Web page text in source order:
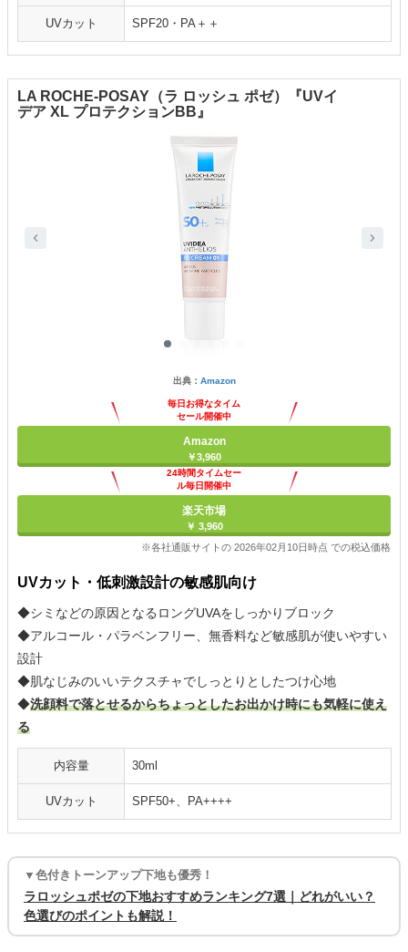
UVカット SPF20・PA＋＋
LA ROCHE-POSAY（ラ ロッシュ ポゼ）『UVイ
デア XL プロテクションBB』
出典： Amazon
毎日お得なタイム
セール開催中
Amazon
￥3,960
24時間タイムセー
ル毎日開催中
楽天市場
￥ 3,960
※各社通販サイトの 2026年02月10日時点 での税込価格
UVカット・低刺激設計の敏感肌向け
◆シミなどの原因となるロングUVAをしっかりブロック
◆アルコール・パラベンフリー、無香料など敏感肌が使いやすい
設計
◆肌なじみのいいテクスチャでしっとりとしたつけ心地
◆洗顔料で落とせるからちょっとしたお出かけ時にも気軽に使え
る
内容量 30ml
UVカット SPF50+、PA++++
▼色付きトーンアップ下地も優秀！
ラロッシュポゼの下地おすすめランキング7選｜どれがいい？
色選びのポイントも解説！